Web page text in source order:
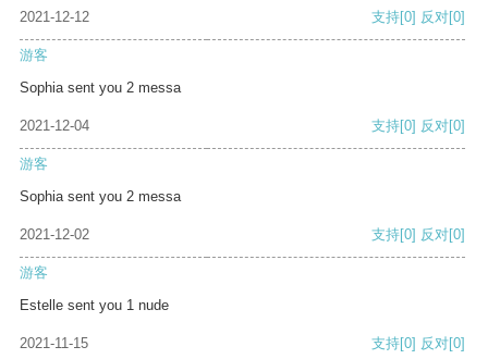
2021-12-12 支持[0] 反对[0]
游客
Sophia sent you 2 messa
2021-12-04 支持[0] 反对[0]
游客
Sophia sent you 2 messa
2021-12-02 支持[0] 反对[0]
游客
Estelle sent you 1 nude
2021-11-15 支持[0] 反对[0]